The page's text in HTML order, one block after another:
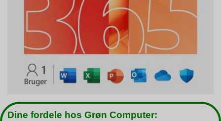
Dine fordele hos Grøn Computer: